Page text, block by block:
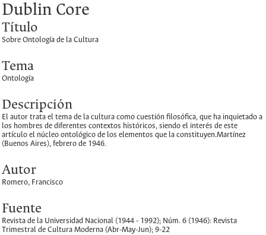
Dublin Core
Título
Sobre Ontología de la Cultura
Tema
Ontología
Descripción
El autor trata el tema de la cultura como cuestión filosófica, que ha inquietado a
los hombres de diferentes contextos históricos, siendo el interés de este
artículo el núcleo ontológico de los elementos que la constituyen.Martínez
(Buenos Aires), febrero de 1946.
Autor
Romero, Francisco
Fuente
Revista de la Universidad Nacional (1944 - 1992); Núm. 6 (1946): Revista
Trimestral de Cultura Moderna (Abr-May-Jun); 9-22